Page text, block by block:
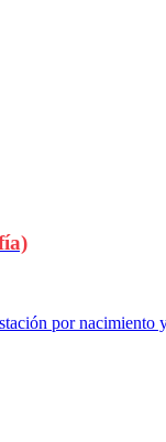
por nacimiento